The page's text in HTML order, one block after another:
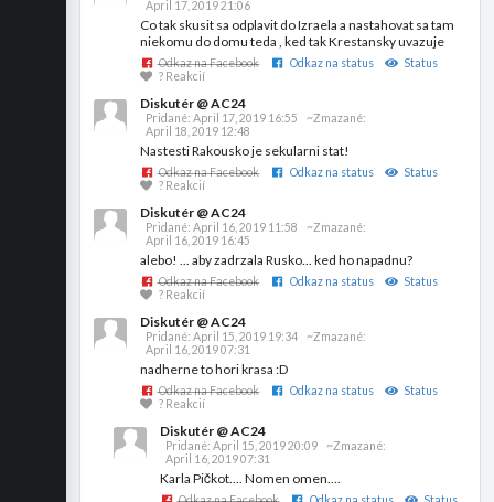
April 17, 2019 21:06
Co tak skusit sa odplavit do Izraela a nastahovat sa tam
niekomu do domu teda , ked tak Krestansky uvazuje
Odkaz na Facebook Odkaz na status
Status
? Reakcií
Diskutér @ AC24
Pridané:April 17, 2019 16:55
~Zmazané:
April 18, 2019 12:48
Nastesti Rakousko je sekularni stat!
Odkaz na Facebook Odkaz na status
Status
? Reakcií
Diskutér @ AC24
Pridané:April 16, 2019 11:58
~Zmazané:
April 16, 2019 16:45
alebo! ... aby zadrzala Rusko... ked ho napadnu?
Odkaz na Facebook Odkaz na status
Status
? Reakcií
Diskutér @ AC24
Pridané:April 15, 2019 19:34
~Zmazané:
April 16, 2019 07:31
nadherne to hori krasa :D
Odkaz na Facebook Odkaz na status
Status
? Reakcií
Diskutér @ AC24
Pridané:April 15, 2019 20:09
~Zmazané:
April 16, 2019 07:31
Karla Pičkot.... Nomen omen....